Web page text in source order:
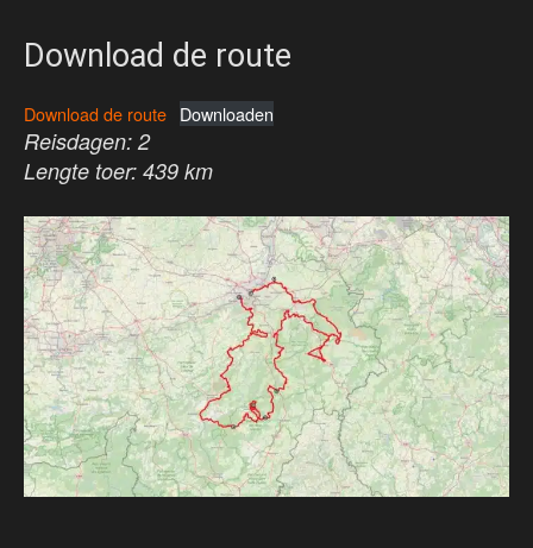
Download de route
Download de route Downloaden
Reisdagen: 2
Lengte toer: 439 km